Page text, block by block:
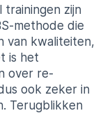
trainingen zijn
methode die
van kwaliteiten,
is het
over re-
ook zeker in
Terugblikken